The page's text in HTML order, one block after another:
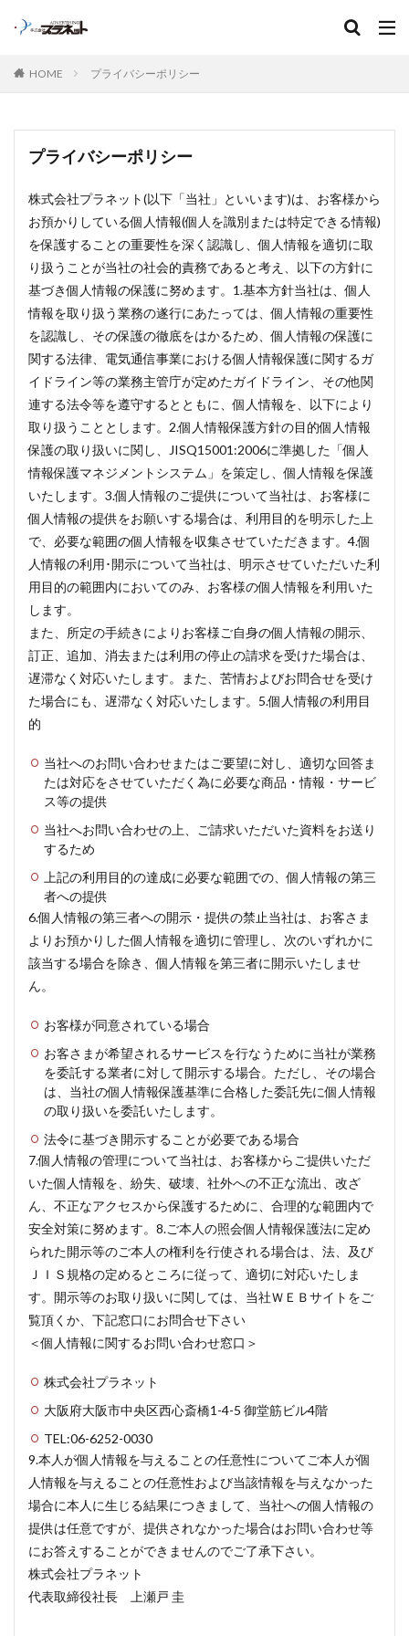
HOME プライバシーポリシー
プライバシーポリシー
株式会社プラネット(以下「当社」といいます)は、お客様から
お預かりしている個人情報(個人を識別または特定できる情報)
を保護することの重要性を深く認識し、個人情報を適切に取
り扱うことが当社の社会的責務であると考え、以下の方針に
基づき個人情報の保護に努めます。1.基本方針当社は、個人
情報を取り扱う業務の遂行にあたっては、個人情報の重要性
を認識し、その保護の徹底をはかるため、個人情報の保護に
関する法律、電気通信事業における個人情報保護に関するガ
イドライン等の業務主管庁が定めたガイドライン、その他関
連する法令等を遵守するとともに、個人情報を、以下により
取り扱うこととします。2.個人情報保護方針の目的個人情報
保護の取り扱いに関し、JISQ15001:2006に準拠した「個人
情報保護マネジメントシステム」を策定し、個人情報を保護
いたします。3.個人情報のご提供について当社は、お客様に
個人情報の提供をお願いする場合は、利用目的を明示した上
で、必要な範囲の個人情報を収集させていただきます。4.個
人情報の利用･開示について当社は、明示させていただいた利
用目的の範囲内においてのみ、お客様の個人情報を利用いた
します。
また、所定の手続きによりお客様ご自身の個人情報の開示、
訂正、追加、消去または利用の停止の請求を受けた場合は、
遅滞なく対応いたします。また、苦情およびお問合せを受け
た場合にも、遅滞なく対応いたします。5.個人情報の利用目
的
当社へのお問い合わせまたはご要望に対し、適切な回答ま
たは対応をさせていただく為に必要な商品・情報・サービ
ス等の提供
当社へお問い合わせの上、ご請求いただいた資料をお送り
するため
上記の利用目的の達成に必要な範囲での、個人情報の第三
者への提供
6.個人情報の第三者への開示・提供の禁止当社は、お客さま
よりお預かりした個人情報を適切に管理し、次のいずれかに
該当する場合を除き、個人情報を第三者に開示いたしませ
ん。
お客様が同意されている場合
お客さまが希望されるサービスを行なうために当社が業務
を委託する業者に対して開示する場合。ただし、その場合
は、当社の個人情報保護基準に合格した委託先に個人情報
の取り扱いを委託いたします。
法令に基づき開示することが必要である場合
7.個人情報の管理について当社は、お客様からご提供いただ
いた個人情報を、紛失、破壊、社外への不正な流出、改ざ
ん、不正なアクセスから保護するために、合理的な範囲内で
安全対策に努めます。8.ご本人の照会個人情報保護法に定め
られた開示等のご本人の権利を行使される場合は、法、及び
ＪＩＳ規格の定めるところに従って、適切に対応いたしま
す。開示等のお取り扱いに関しては、当社ＷＥＢサイトをご
覧頂くか、下記窓口にお問合せ下さい
＜個人情報に関するお問い合わせ窓口＞
株式会社プラネット
大阪府大阪市中央区西心斎橋1-4-5 御堂筋ビル4階
TEL:06-6252-0030
9.本人が個人情報を与えることの任意性についてご本人が個
人情報を与えることの任意性および当該情報を与えなかった
場合に本人に生じる結果につきまして、当社への個人情報の
提供は任意ですが、提供されなかった場合はお問い合わせ等
にお答えすることができませんのでご了承下さい。
株式会社プラネット
代表取締役社長 上瀬戸 圭